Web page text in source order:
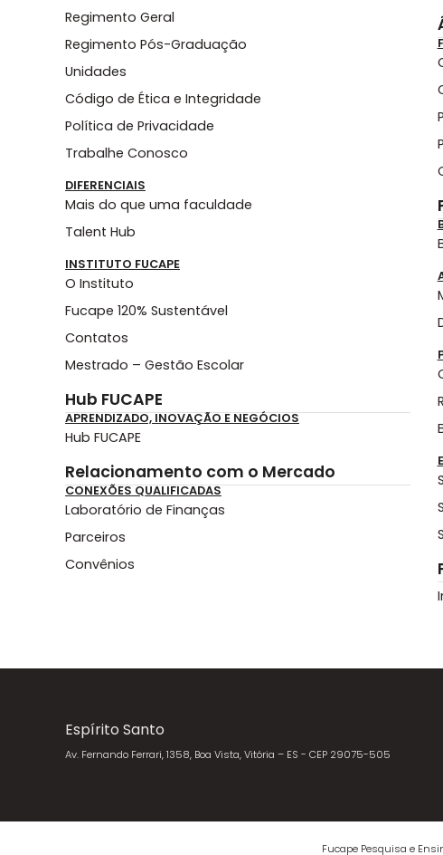
Regimento Geral
Regimento Pós-Graduação
Unidades
Código de Ética e Integridade
Política de Privacidade
Trabalhe Conosco
DIFERENCIAIS
Mais do que uma faculdade
Talent Hub
INSTITUTO FUCAPE
O Instituto
Fucape 120% Sustentável
Contatos
Mestrado – Gestão Escolar
Hub FUCAPE
APRENDIZADO, INOVAÇÃO E NEGÓCIOS
Hub FUCAPE
Relacionamento com o Mercado
CONEXÕES QUALIFICADAS
Laboratório de Finanças
Parceiros
Convênios
Espírito Santo
Av. Fernando Ferrari, 1358, Boa Vista, Vitória – ES - CEP 29075-505
Fucape Pesquisa e